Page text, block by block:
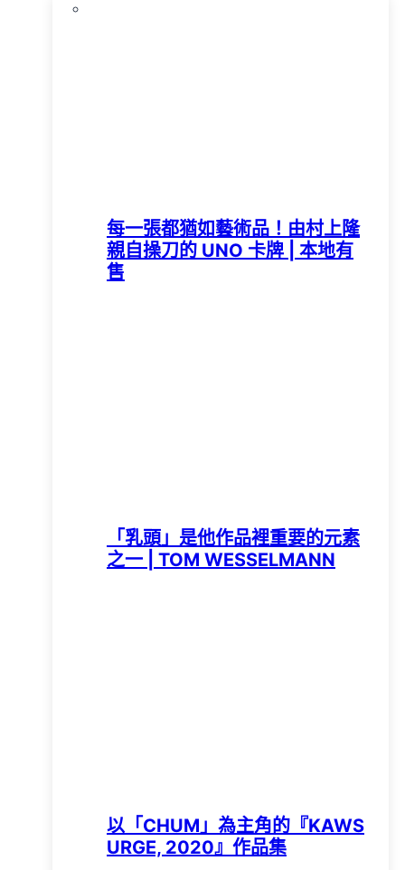
每一張都猶如藝術品！由村上隆
親自操刀的 UNO 卡牌 | 本地有
售
「乳頭」是他作品裡重要的元素
之一 | TOM WESSELMANN
以「CHUM」為主角的『KAWS
URGE, 2020』作品集